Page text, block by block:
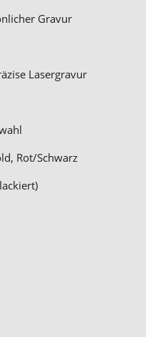
Gravur
Lasergravur
Rot/Schwarz